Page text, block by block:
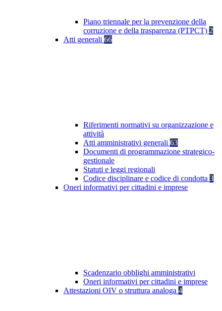
Piano triennale per la prevenzione della
corruzione e della trasparenza (PTPCT) 2
Atti generali 66
Riferimenti normativi su organizzazione e
attività
Atti amministrativi generali 63
Documenti di programmazione strategico-
gestionale
Statuti e leggi regionali
Codice disciplinare e codice di condotta 3
Oneri informativi per cittadini e imprese
Scadenzario obblighi amministrativi
Oneri informativi per cittadini e imprese
Attestazioni OIV o struttura analoga 4